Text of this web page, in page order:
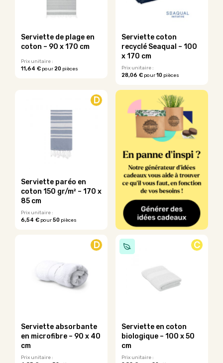
sur
la
page
du
produit
Serviette de plage en
coton – 90 x 170 cm
Prix unitaire :
11,64 € pour20 pièces
variations.
la
page
du
produit
Serviette coton
recyclé Seaqual – 100
x 170 cm
Prix unitaire :
28,06 €pour10pièces
D
Serviette paréo en
coton 150 gr/m² – 170 x
85 cm
Prix unitaire :
6,54 € pour50 pièces
options
sur
produit
D
Serviette absorbante
en microfibre – 90 x 40
cm
Prix unitaire :
C
Serviette en coton
biologique – 100 x 50
cm
Prix unitaire :